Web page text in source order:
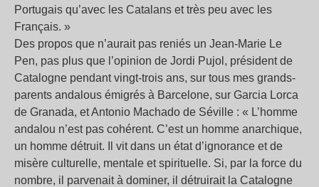
Portugais qu’avec les Catalans et très peu avec les
Français. »
Des propos que n’aurait pas reniés un Jean-Marie Le
Pen, pas plus que l’opinion de Jordi Pujol, président de
Catalogne pendant vingt-trois ans, sur tous mes grands-
parents andalous émigrés à Barcelone, sur Garcia Lorca
de Granada, et Antonio Machado de Séville : « L’homme
andalou n’est pas cohérent. C’est un homme anarchique,
un homme détruit. Il vit dans un état d’ignorance et de
misère culturelle, mentale et spirituelle. Si, par la force du
nombre, il parvenait à dominer, il détruirait la Catalogne